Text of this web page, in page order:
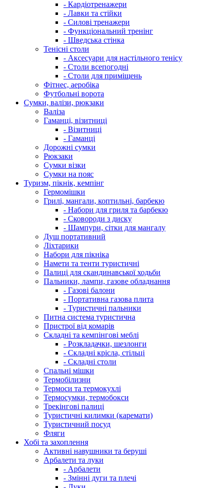
- Кардіотренажери
- Лавки та стійки
- Силові тренажери
- Функціональний тренінг
- Шведська стінка
Тенісні столи
- Аксесуари для настільного тенісу
- Столи всепогодні
- Столи для приміщень
Фітнес, аеробіка
Футбольні ворота
Сумки, валізи, рюкзаки
Валіза
Гаманці, візитниці
- Візитниці
- Гаманці
Дорожні сумки
Рюкзаки
Сумки візки
Сумки на пояс
Туризм, пікнік, кемпінг
Гермомішки
Грилі, мангали, коптильні, барбекю
- Набори для гриля та барбекю
- Сковороди з диску
- Шампури, сітки для мангалу
Душ портативний
Ліхтарики
Набори для пікніка
Намети та тенти туристичні
Палиці для скандинавської ходьби
Пальники, лампи, газове обладнання
- Газові балони
- Портативна газова плита
- Туристичні пальники
Питна система туристична
Пристрої від комарів
Складні та кемпінгові меблі
- Розкладачки, шезлонги
- Складні крісла, стільці
- Складні столи
Спальні мішки
Термобілизни
Термоси та термокухлі
Термосумки, термобокси
Трекінгові палиці
Туристичні килимки (каремати)
Туристичний посуд
Фляги
Хобі та захоплення
Активні навушники та беруші
Арбалети та луки
- Арбалети
- Змінні дуги та плечі